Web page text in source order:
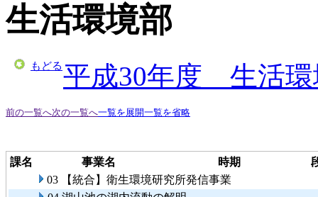
生活環境部
もどる平成30年度 生活環
前の一覧へ次の一覧へ一覧を展開一覧を省略
課名 事業名 時期
03 【統合】衛生環境研究所発信事業